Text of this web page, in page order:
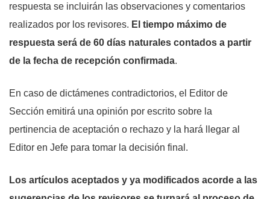
respuesta se incluirán las observaciones y comentarios
realizados por los revisores. El tiempo máximo de
respuesta será de 60 días naturales contados a partir
de la fecha de recepción confirmada.
En caso de dictámenes contradictorios, el Editor de
Sección emitirá una opinión por escrito sobre la
pertinencia de aceptación o rechazo y la hará llegar al
Editor en Jefe para tomar la decisión final.
Los artículos aceptados y ya modificados acorde a las